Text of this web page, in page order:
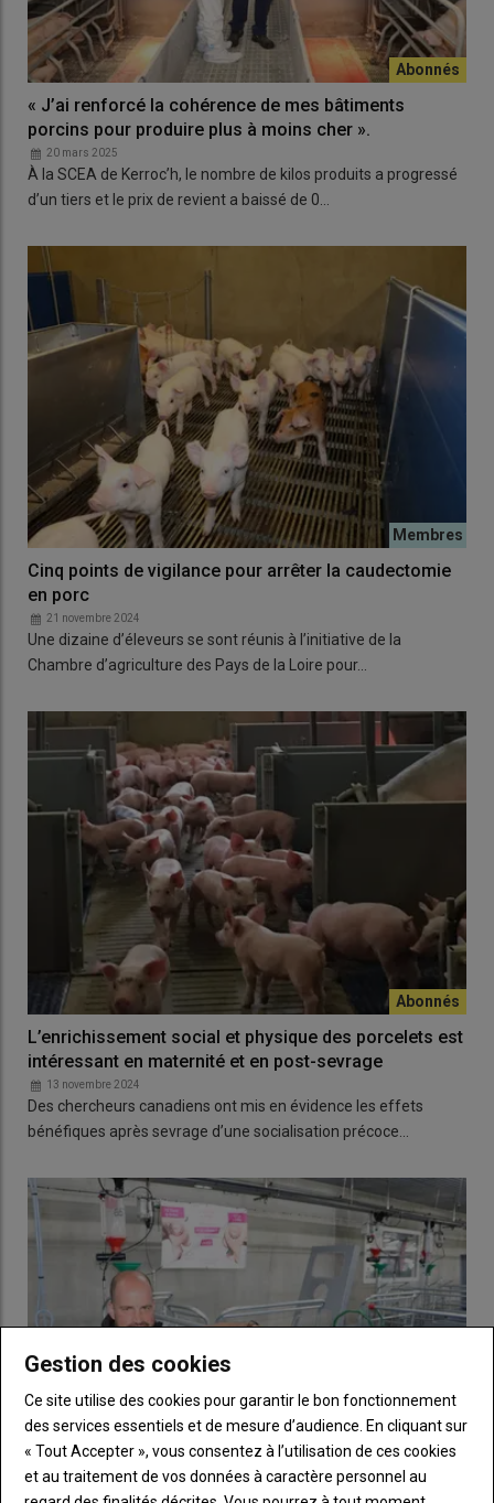
« J’ai renforcé la cohérence de mes bâtiments
porcins pour produire plus à moins cher ».
20 mars 2025
À la SCEA de Kerroc’h, le nombre de kilos produits a progressé
d’un tiers et le prix de revient a baissé de 0…
Cinq points de vigilance pour arrêter la caudectomie
en porc
21 novembre 2024
Une dizaine d’éleveurs se sont réunis à l’initiative de la
Chambre d’agriculture des Pays de la Loire pour…
L’enrichissement social et physique des porcelets est
intéressant en maternité et en post-sevrage
13 novembre 2024
Des chercheurs canadiens ont mis en évidence les effets
bénéfiques après sevrage d’une socialisation précoce…
Gestion des cookies
Ce site utilise des cookies pour garantir le bon fonctionnement
des services essentiels et de mesure d’audience. En cliquant sur
« Tout Accepter », vous consentez à l’utilisation de ces cookies
et au traitement de vos données à caractère personnel au